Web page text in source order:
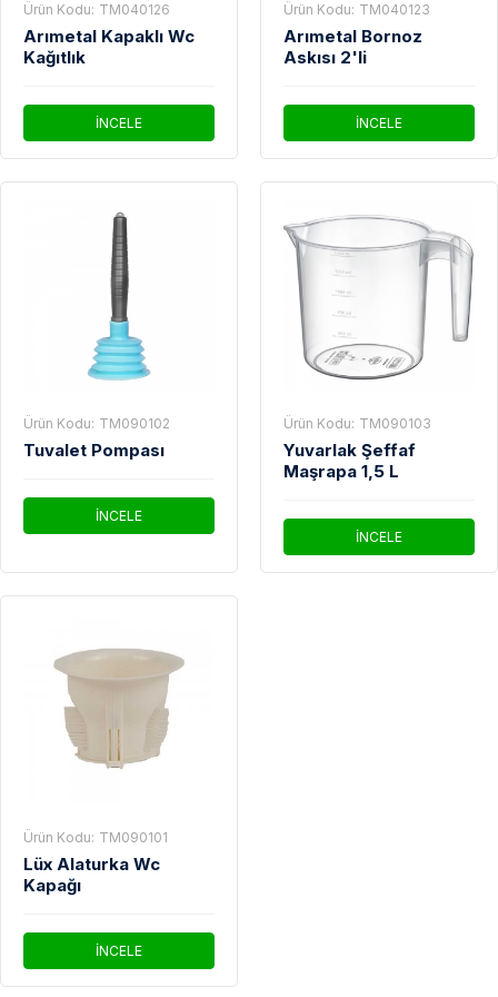
Ürün Kodu: TM040126
Arımetal Kapaklı Wc
Kağıtlık
İNCELE
Ürün Kodu: TM040123
Arımetal Bornoz
Askısı 2'li
İNCELE
Ürün Kodu: TM090102
Tuvalet Pompası
İNCELE
Ürün Kodu: TM090103
Yuvarlak Şeffaf
Maşrapa 1,5 L
İNCELE
Ürün Kodu: TM090101
Lüx Alaturka Wc
Kapağı
İNCELE